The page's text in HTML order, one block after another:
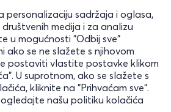
personalizaciju sadržaja i oglasa,
medija i za analizu
u mogućnosti "Odbij sve"
ako se ne slažete s njihovom
postaviti vlastite postavke klikom
U suprotnom, ako se slažete s
kliknite na "Prihvaćam sve".
našu politiku kolačića